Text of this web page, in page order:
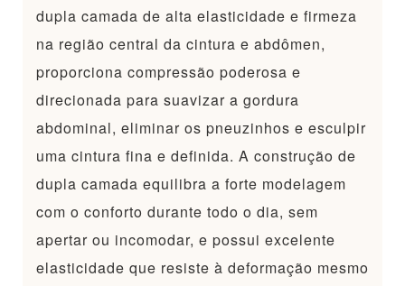
dupla camada de alta elasticidade e firmeza
na região central da cintura e abdômen,
proporciona compressão poderosa e
direcionada para suavizar a gordura
abdominal, eliminar os pneuzinhos e esculpir
uma cintura fina e definida. A construção de
dupla camada equilibra a forte modelagem
com o conforto durante todo o dia, sem
apertar ou incomodar, e possui excelente
elasticidade que resiste à deformação mesmo